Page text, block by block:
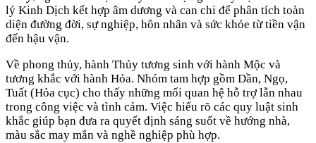
lý Kinh Dịch kết hợp âm dương và can chi để phân tích toàn
diện đường đời, sự nghiệp, hôn nhân và sức khỏe từ tiền vận
đến hậu vận.
Về phong thủy, hành Thủy tương sinh với hành Mộc và
tương khắc với hành Hỏa. Nhóm tam hợp gồm Dần, Ngọ,
Tuất (Hỏa cục) cho thấy những mối quan hệ hỗ trợ lẫn nhau
trong công việc và tình cảm. Việc hiểu rõ các quy luật sinh
khắc giúp bạn đưa ra quyết định sáng suốt về hướng nhà,
màu sắc may mắn và nghề nghiệp phù hợp.